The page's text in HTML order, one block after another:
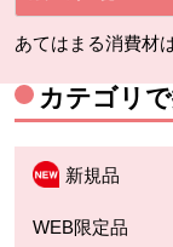
あてはまる消費材
カテゴリ
新規品
WEB限定品